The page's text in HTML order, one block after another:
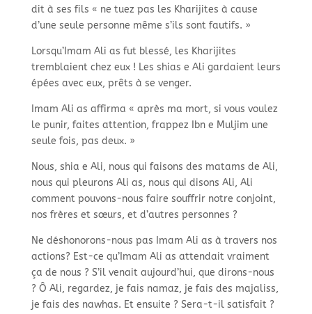
dit à ses fils « ne tuez pas les Kharijites à cause
d’une seule personne même s’ils sont fautifs. »
Lorsqu’Imam Ali as fut blessé, les Kharijites
tremblaient chez eux ! Les shias e Ali gardaient leurs
épées avec eux, prêts à se venger.
Imam Ali as affirma « après ma mort, si vous voulez
le punir, faites attention, frappez Ibn e Muljim une
seule fois, pas deux. »
Nous, shia e Ali, nous qui faisons des matams de Ali,
nous qui pleurons Ali as, nous qui disons Ali, Ali
comment pouvons-nous faire souffrir notre conjoint,
nos frères et sœurs, et d’autres personnes ?
Ne déshonorons-nous pas Imam Ali as à travers nos
actions? Est-ce qu’Imam Ali as attendait vraiment
ça de nous ? S’il venait aujourd’hui, que dirons-nous
? Ô Ali, regardez, je fais namaz, je fais des majaliss,
je fais des nawhas. Et ensuite ? Sera-t-il satisfait ?